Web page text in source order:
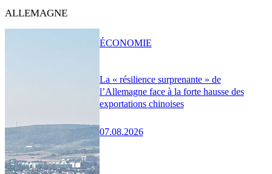
ALLEMAGNE
La « résilience surprenante » de
l’Allemagne face à la forte hausse des
exportations chinoises
07.08.2026
ÉCONOMIE